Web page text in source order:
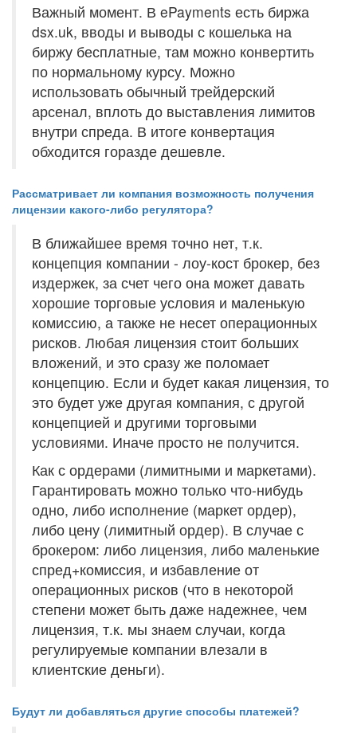
Важный момент. В ePayments есть биржа
dsx.uk, вводы и выводы с кошелька на
биржу бесплатные, там можно конвертить
по нормальному курсу. Можно
использовать обычный трейдерский
арсенал, вплоть до выставления лимитов
внутри спреда. В итоге конвертация
обходится горазде дешевле.
Рассматривает ли компания возможность получения
лицензии какого-либо регулятора?
В ближайшее время точно нет, т.к.
концепция компании - лоу-кост брокер, без
издержек, за счет чего она может давать
хорошие торговые условия и маленькую
комиссию, а также не несет операционных
рисков. Любая лицензия стоит больших
вложений, и это сразу же поломает
концепцию. Если и будет какая лицензия, то
это будет уже другая компания, с другой
концепцией и другими торговыми
условиями. Иначе просто не получится.
Как с ордерами (лимитными и маркетами).
Гарантировать можно только что-нибудь
одно, либо исполнение (маркет ордер),
либо цену (лимитный ордер). В случае с
брокером: либо лицензия, либо маленькие
спред+комиссия, и избавление от
операционных рисков (что в некоторой
степени может быть даже надежнее, чем
лицензия, т.к. мы знаем случаи, когда
регулируемые компании влезали в
клиентские деньги).
Будут ли добавляться другие способы платежей?